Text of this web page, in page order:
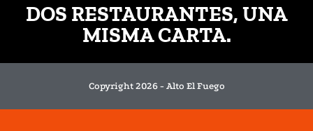
DOS RESTAURANTES, UNA
MISMA CARTA.
Copyright 2026 - Alto El Fuego